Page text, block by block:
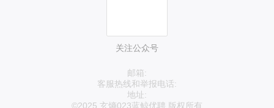
关注公众号
邮箱:
客服热线和举报电话:
地址:
©2025 玄熵023蓝鲸优聘 版权所有